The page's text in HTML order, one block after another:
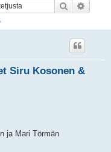
Etsi
Siru Kosonen &
ja Mari Törmän